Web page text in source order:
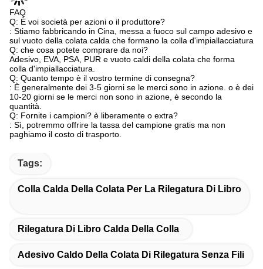
FAQ
Q: È voi società per azioni o il produttore?
: Stiamo fabbricando in Cina, messa a fuoco sul campo adesivo e
sul vuoto della colata calda che formano la colla d'impiallacciatura
Q: che cosa potete comprare da noi?
Adesivo, EVA, PSA, PUR e vuoto caldi della colata che forma
colla d'impiallacciatura.
Q: Quanto tempo è il vostro termine di consegna?
: È generalmente dei 3-5 giorni se le merci sono in azione. o è dei
10-20 giorni se le merci non sono in azione, è secondo la
quantità.
Q: Fornite i campioni? è liberamente o extra?
: Sì, potremmo offrire la tassa del campione gratis ma non
paghiamo il costo di trasporto.
Tags:
Colla Calda Della Colata Per La Rilegatura Di Libro
Rilegatura Di Libro Calda Della Colla
Adesivo Caldo Della Colata Di Rilegatura Senza Fili